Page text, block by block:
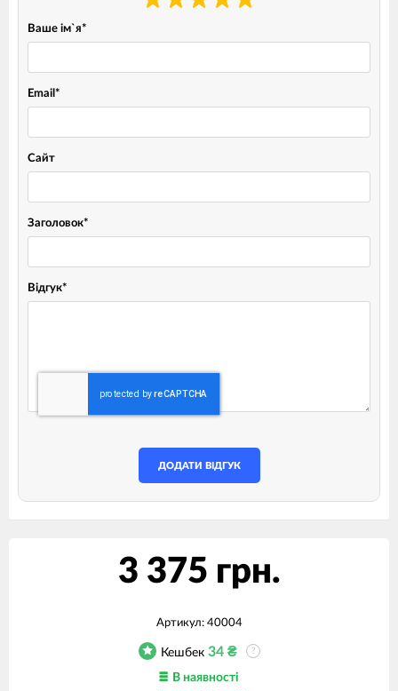
Ваше ім`я*
Email *
Сайт
Заголовок*
Відгук*
ДОДАТИ ВІДГУК
3 375 грн.
Артикул: 40004
Кешбек 34₴ ?
В наявності